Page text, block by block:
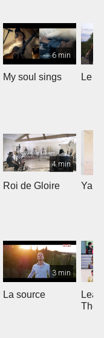
6 min
My soul sings Le
4 min
Roi de Gloire
3 min
La source
The